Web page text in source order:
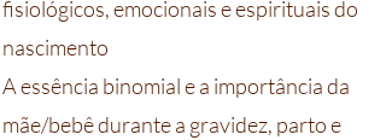
fisiológicos, emocionais e espirituais do
nascimento
A essência binomial e a importância da
mãe/bebê durante a gravidez, parto e